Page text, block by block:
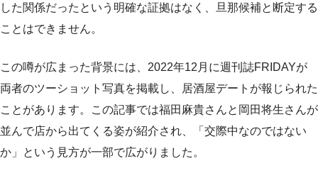
した関係だったという明確な証拠はなく、旦那候補と断定する
ことはできません。
この噂が広まった背景には、2022年12月に週刊誌FRIDAYが
両者のツーショット写真を掲載し、居酒屋デートが報じられた
ことがあります。この記事では福田麻貴さんと岡田将生さんが
並んで店から出てくる姿が紹介され、「交際中なのではない
か」という見方が一部で広がりました。